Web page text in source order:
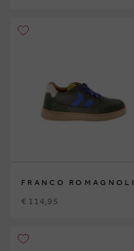
FRANCO ROMAGNOLI
€ 114,95